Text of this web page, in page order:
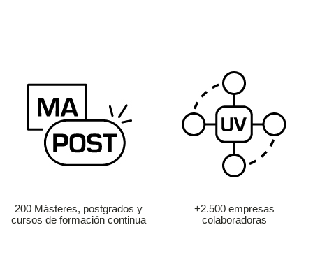
200 Másteres, postgrados y
cursos de formación continua
+2.500 empresas
colaboradoras